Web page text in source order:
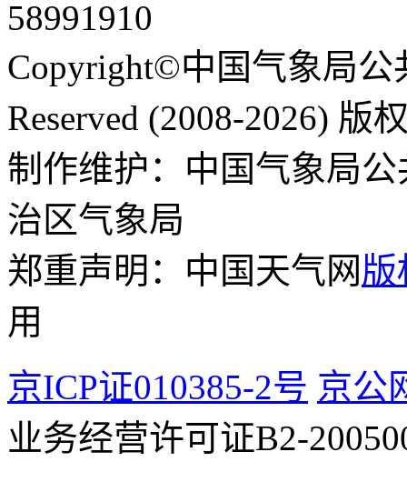
58991910
Copyright©中国气象局
Reserved (2008-2026) 版
制作维护：中国气象局
治区气象局
郑重声明：中国天气网版
用
京ICP证010385-2号 京公
业务经营许可证B2-